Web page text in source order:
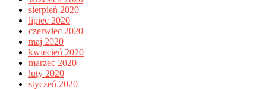
sierpień 2020
lipiec 2020
czerwiec 2020
maj 2020
kwiecień 2020
marzec 2020
luty 2020
styczeń 2020